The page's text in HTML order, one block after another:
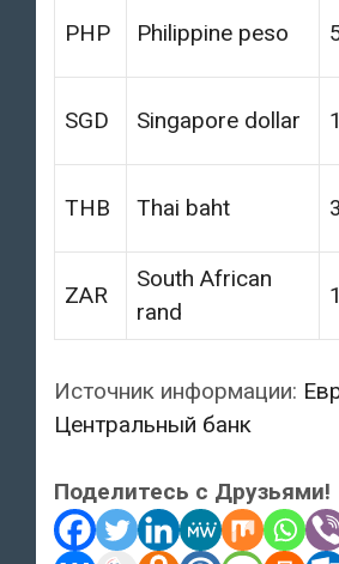
PHP Philippine peso
SGD Singapore dollar
THB Thai baht
ZAR
South African
rand
Источник информации:
Центральный банк
Поделитесь с Друзьями!